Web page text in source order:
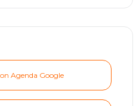
Agenda Google